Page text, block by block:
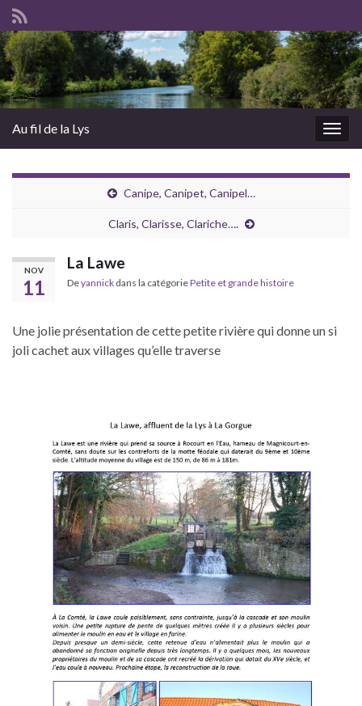
Au fil de la Lys
Canipe, Canipet, Canipel…
Claris, Clarisse, Clariche….
NOV
11
La Lawe
Deyannick dans la catégoriePetite et grande histoire
Une jolie présentation de cette petite rivière qui donne un si
joli cachet aux villages qu’elle traverse